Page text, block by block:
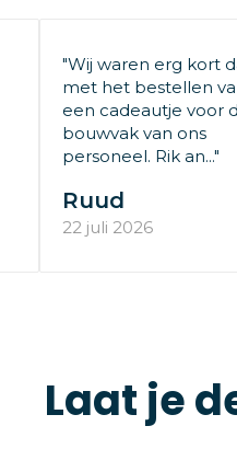
"Wij waren erg kort
met het bestellen
een cadeautje voor
bouwvak van ons
personeel. Rik an..."
Ruud
22 juli 2026
Laat je